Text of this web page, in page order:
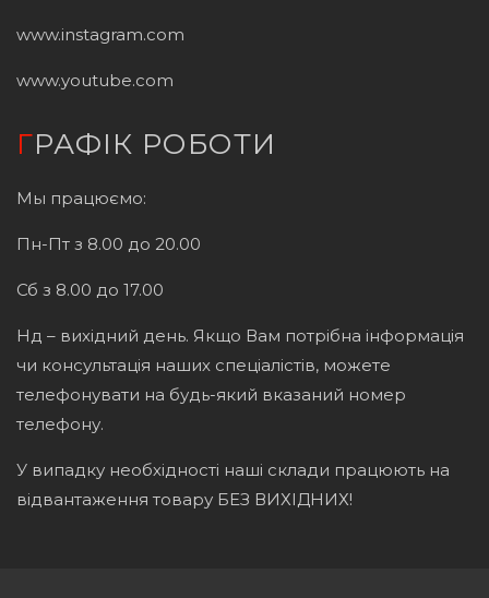
www.instagram.com
www.youtube.com
ГРАФІК РОБОТИ
Мы працюємо:
Пн-Пт з 8.00 до 20.00
Сб з 8.00 до 17.00
Нд – вихідний день. Якщо Вам потрібна інформація
чи консультація наших спеціалістів, можете
телефонувати на будь-який вказаний номер
телефону.
У випадку необхідності наші склади працюють на
відвантаження товару БЕЗ ВИХІДНИХ!